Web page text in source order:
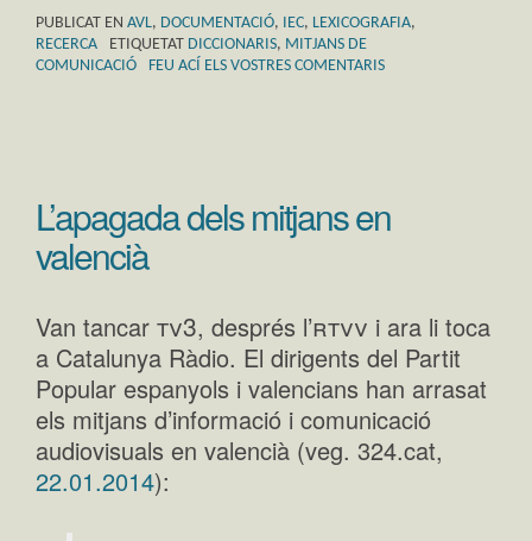
PUBLICAT EN AVL, DOCUMENTACIÓ, IEC, LEXICOGRAFIA,
RECERCA
ETIQUETAT DICCIONARIS, MITJANS DE
COMUNICACIÓ
FEU ACÍ ELS VOSTRES COMENTARIS
L’apagada dels mitjans en
valencià
Van tancar tv3, després l’rtvv i ara li toca
a Catalunya Ràdio. El dirigents del Partit
Popular espanyols i valencians han arrasat
els mitjans d’informació i comunicació
audiovisuals en valencià (veg. 324.cat,
22.01.2014):